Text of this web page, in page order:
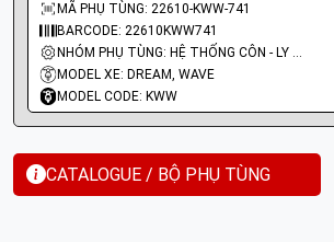
MÃ PHỤ TÙNG: 22610-KWW-741
BARCODE: 22610KWW741
NHÓM PHỤ TÙNG: HỆ THỐNG CÔN - LY HỢP - TRỤC SỐ - BÁNH RĂNG
MODEL XE: DREAM, WAVE
MODEL CODE: KWW
CATALOGUE / BỘ PHỤ TÙNG